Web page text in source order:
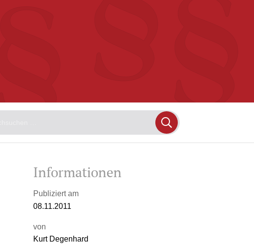
Informationen
Publiziert am
08.11.2011
von
Kurt Degenhard